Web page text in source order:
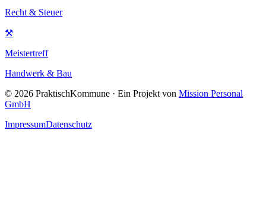
Recht & Steuer
⚒
Meistertreff
Handwerk & Bau
© 2026 PraktischKommune · Ein Projekt von Mission Personal
GmbH
ImpressumDatenschutz